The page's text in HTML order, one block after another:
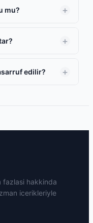
mu?
edilir?
fazlasi hakkinda
icerikleriyle